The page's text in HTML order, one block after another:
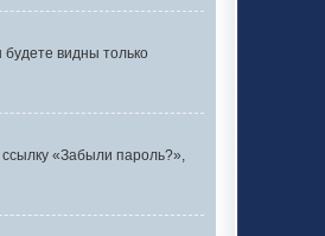
видны только
«Забыли пароль?»,